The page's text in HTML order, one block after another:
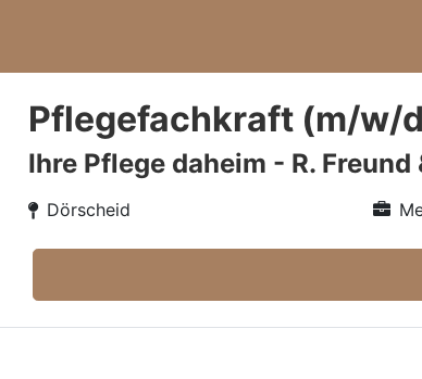
Pflegefachkraft (m/w/
Ihre Pflege daheim - R. Freund
Dörscheid